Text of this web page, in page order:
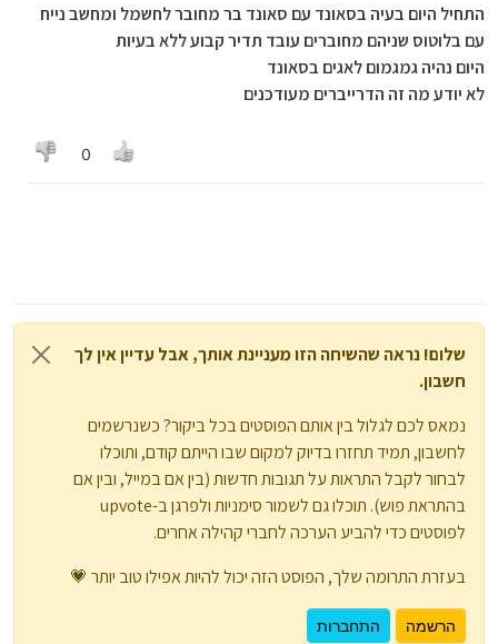
התחיל היום בעיה בסאונד עם סאונד בר מחובר לחשמל ומחשב נייח
עם בלוטוס שניהם מחוברים עובד תדיר קבוע ללא בעיות
היום נהיה גמגמום לאגים בסאונד
לא יודע מה זה הדרייברים מעודכנים
0
שלום! נראה שהשיחה הזו מעניינת אותך, אבל עדיין אין לך
חשבון.
נמאס לכם לגלול בין אותם הפוסטים בכל ביקור? כשנרשמים
לחשבון, תמיד תחזרו בדיוק למקום שבו הייתם קודם, ותוכלו
לבחור לקבל התראות על תגובות חדשות (בין אם במייל, ובין אם
בהתראת פוש). תוכלו גם לשמור סימניות ולפרגן ב-upvote
לפוסטים כדי להביע הערכה לחברי קהילה אחרים.
בעזרת התרומה שלך, הפוסט הזה יכול להיות אפילו טוב יותר 💗
הרשמה התחברות